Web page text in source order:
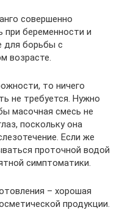
совершенно
беременности и
для борьбы с
возрасте.
то ничего
не требуется. Нужно
масочная смесь не
поскольку она
Если же
проточной водой
симптоматики.
– хорошая
продукции.